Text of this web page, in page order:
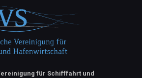
für Schifffahrt und